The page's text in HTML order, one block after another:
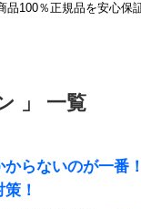
品100％正規品を安心保
」 一覧
からないのが一番
策！